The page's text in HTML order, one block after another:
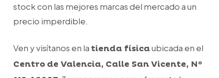
stock con las mejores marcas del mercado a un
precio imperdible.
Ven y visítanos en la tienda físicaubicada en el
Centro de Valencia, Calle San Vicente, N°